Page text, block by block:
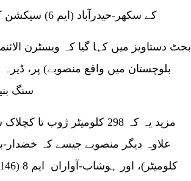
کے سکھر-حیدرآباد (ایم 6) سیکشن کا سنگ بنیاد دسمبر 2022 میں رکھا گیا تھا۔
بجٹ دستاویز میں کہا گیا کہ ویسٹرن
سنگ
مزید یہ کہ 298 کلومیٹر